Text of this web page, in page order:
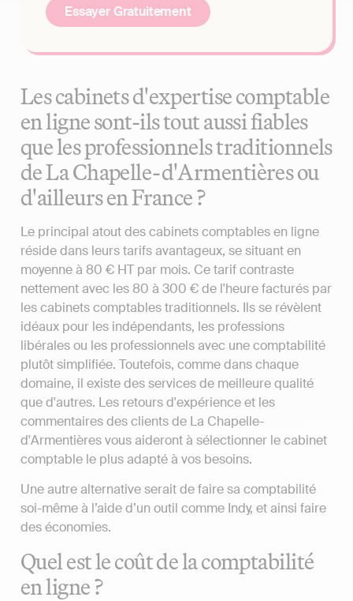
Essayer Gratuitement
Les cabinets d'expertise comptable
en ligne sont-ils tout aussi fiables
que les professionnels traditionnels
de La Chapelle-d'Armentières ou
d'ailleurs en France ?
Le principal atout des cabinets comptables en ligne
réside dans leurs tarifs avantageux, se situant en
moyenne à 80 € HT par mois. Ce tarif contraste
nettement avec les 80 à 300 € de l'heure facturés par
les cabinets comptables traditionnels. Ils se révèlent
idéaux pour les indépendants, les professions
libérales ou les professionnels avec une comptabilité
plutôt simplifiée. Toutefois, comme dans chaque
domaine, il existe des services de meilleure qualité
que d'autres. Les retours d'expérience et les
commentaires des clients de La Chapelle-
d'Armentières vous aideront à sélectionner le cabinet
comptable le plus adapté à vos besoins.
Une autre alternative serait de faire sa comptabilité
soi-même à l’aide d’un outil comme Indy, et ainsi faire
des économies.
Quel est le coût de la comptabilité
en ligne ?